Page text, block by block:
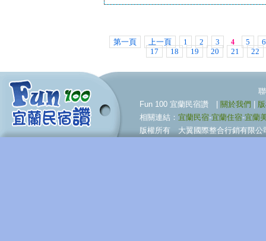
第一頁 上一頁 1 2 3 4 5
6
17
18 19 20 21 22
聯合行銷服務伙
Fun 100 宜蘭民宿讚 | 關於我們
相關連結： 宜蘭民宿-宜蘭住宿-宜蘭
版權所有 大翼國際整合行銷有限公